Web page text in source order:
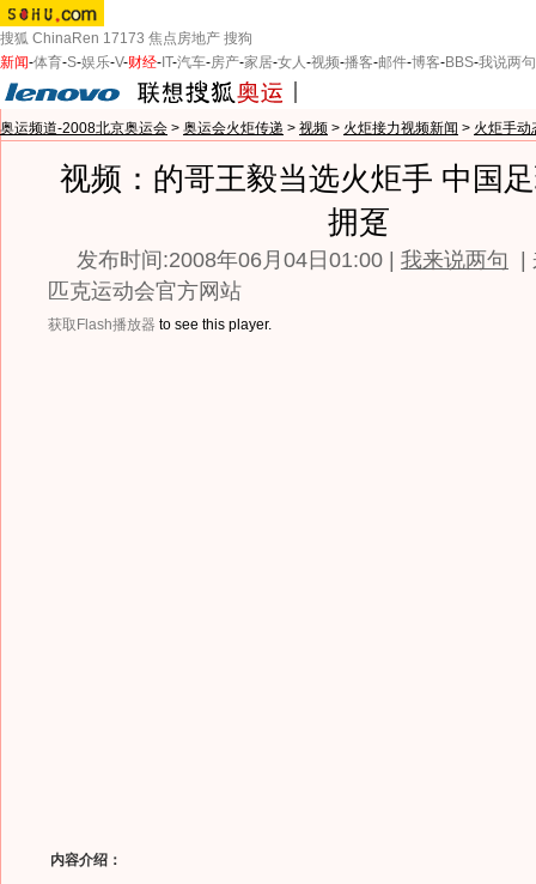
搜狐 ChinaRen 17173 焦点房地产 搜狗
新闻-体育-S-娱乐-V-财经- IT-汽车-房产-家居-女人-视频-播客-邮件-博客-BBS-我说两句
奥运频道-2008北京奥运会 > 奥运会火炬传递 > 视频 > 火炬接力视频新闻 > 火炬手动
视频：的哥王毅当选火炬手 中国
拥趸
发布时间:2008年06月04日01:00 | 我来说两句
|
匹克运动会官方网站
获取Flash播放器 to see this player.
内容介绍：